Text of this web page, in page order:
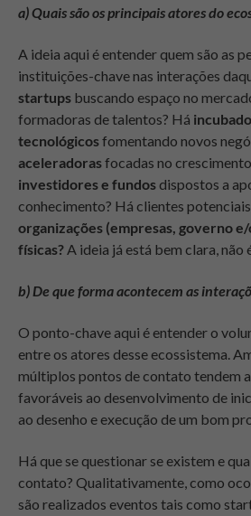
a) Quais são os principais atores do
A ideia aqui é entender quem são as
instituições-chave nas interações
startups buscando espaço no
formadoras de talentos? Há
tecnológicosfomentando novos
aceleradorasfocadas no
investidores e fundos dispostos a
conhecimento? Há clientes
organizações (empresas, governo e/
físicas?A ideia já está bem clara, não
b) De que forma acontecem as
O ponto-chave aqui é entender o
entre os atores desse ecossistema.
múltiplos pontos de contato tendem
favoráveis ao desenvolvimento de
ao desenho e execução de um bom
Há que se questionar se existem e
contato? Qualitativamente, como
são realizados eventos tais como